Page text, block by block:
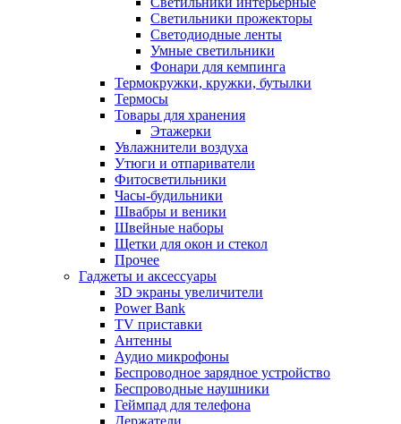
Светильники прожекторы
Светодиодные ленты
Умные светильники
Фонари для кемпинга
Термокружки, кружки, бутылки
Термосы
Товары для хранения
Этажерки
Увлажнители воздуха
Утюги и отпариватели
Фитосветильники
Часы-будильники
Швабры и веники
Швейные наборы
Щетки для окон и стекол
Прочее
Гаджеты и аксессуары
3D экраны увеличители
Power Bank
TV приставки
Антенны
Аудио микрофоны
Беспроводное зарядное устройство
Беспроводные наушники
Геймпад для телефона
Держатели